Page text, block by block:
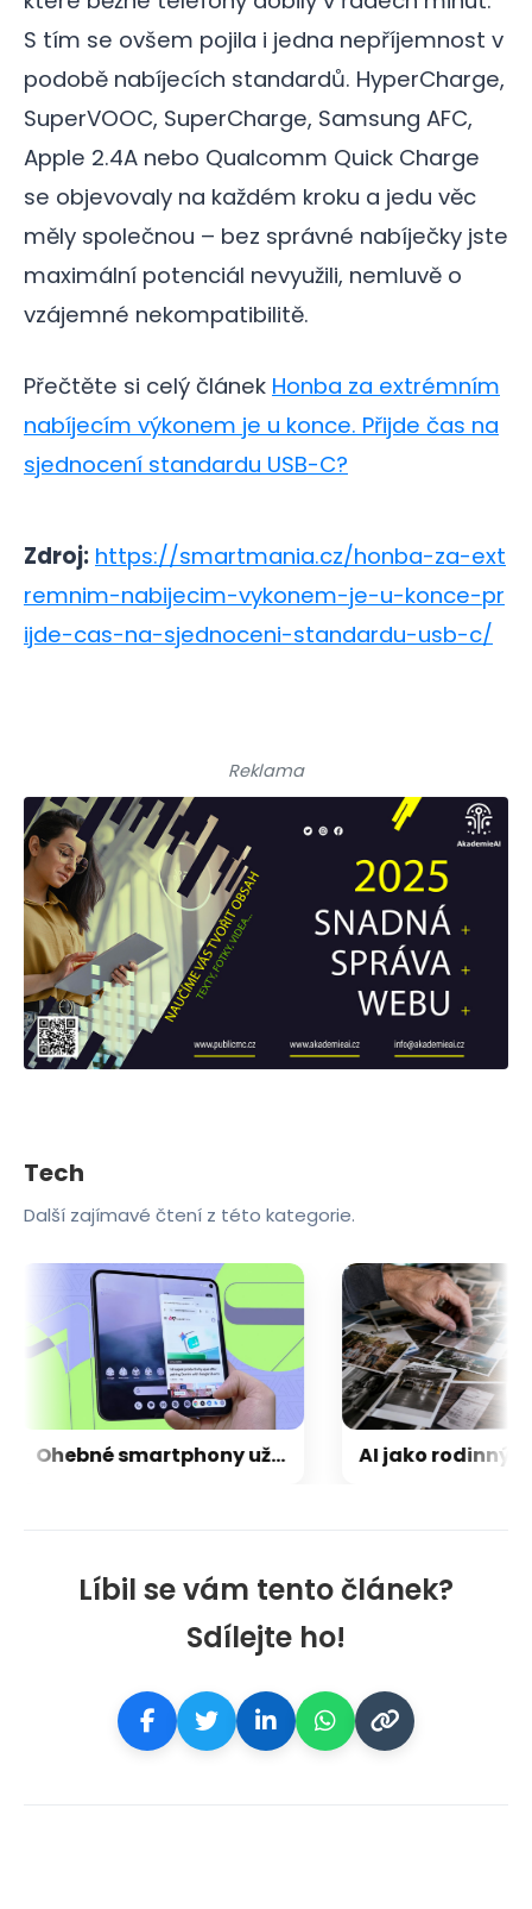
S tím se ovšem pojila i jedna nepříjemnost v
podobě nabíjecích standardů. HyperCharge,
SuperVOOC, SuperCharge, Samsung AFC,
Apple 2.4A nebo Qualcomm Quick Charge
se objevovaly na každém kroku a jedu věc
měly společnou – bez správné nabíječky jste
maximální potenciál nevyužili, nemluvě o
vzájemné nekompatibilitě.
Přečtěte si celý článek Honba za extrémním
nabíjecím výkonem je u konce. Přijde čas na
sjednocení standardu USB-C?
Zdroj: https://smartmania.cz/honba-za-ext
remnim-nabijecim-vykonem-je-u-konce-pr
ijde-cas-na-sjednoceni-standardu-usb-c/
Líbil se vám tento článek?
Sdílejte ho!
Reklama
Tech
Další zajímavé čtení z této kategorie.
Ohebné smartphony už software omezovat nebude, Android přišel s chytrým řešením